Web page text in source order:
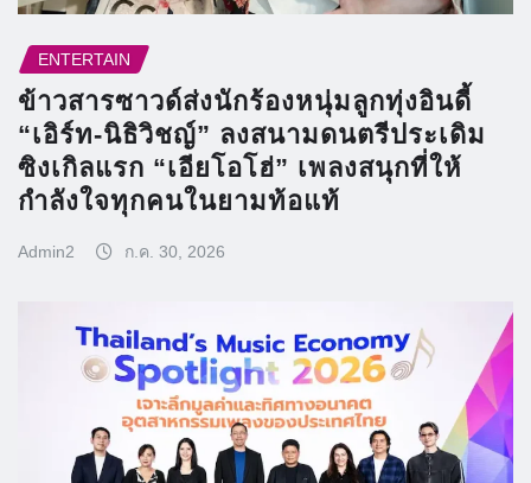
ENTERTAIN
ข้าวสารซาวด์ส่งนักร้องหนุ่มลูกทุ่งอินดี้
“เอิร์ท-นิธิวิชญ์” ลงสนามดนตรีประเดิม
ซิงเกิลแรก “เอียโอโฮ่” เพลงสนุกที่ให้
กำลังใจทุกคนในยามท้อแท้
Admin2 ก.ค. 30, 2026